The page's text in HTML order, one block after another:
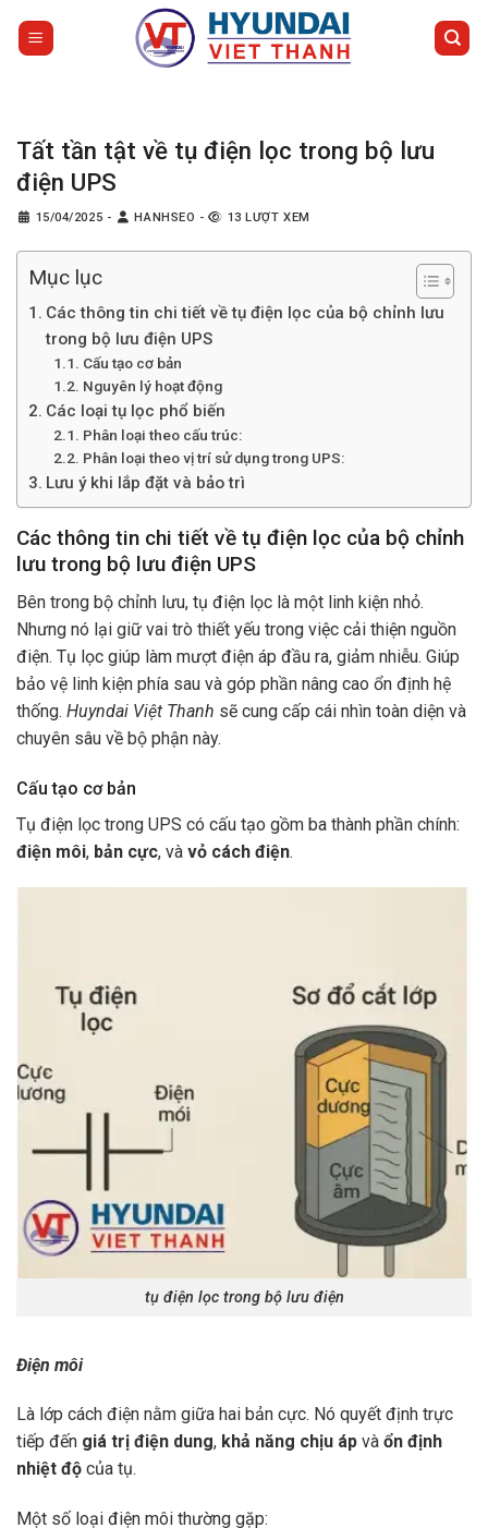
Tất tần tật về tụ điện lọc trong bộ lưu
điện UPS
15/04/2025 - HANHSEO - 13 LƯỢT XEM
Mục lục
Các thông tin chi tiết về tụ điện lọc của bộ chỉnh lưu
trong bộ lưu điện UPS
Cấu tạo cơ bản
Nguyên lý hoạt động
Các loại tụ lọc phổ biến
Phân loại theo cấu trúc:
Phân loại theo vị trí sử dụng trong UPS:
Lưu ý khi lắp đặt và bảo trì
Các thông tin chi tiết về tụ điện lọc của bộ chỉnh
lưu trong bộ lưu điện UPS
Bên trong bộ chỉnh lưu, tụ điện lọc là một linh kiện nhỏ.
Nhưng nó lại giữ vai trò thiết yếu trong việc cải thiện nguồn
điện. Tụ lọc giúp làm mượt điện áp đầu ra, giảm nhiễu. Giúp
bảo vệ linh kiện phía sau và góp phần nâng cao ổn định hệ
thống. Huyndai Việt Thanh sẽ cung cấp cái nhìn toàn diện và
chuyên sâu về bộ phận này.
Cấu tạo cơ bản
Tụ điện lọc trong UPS có cấu tạo gồm ba thành phần chính:
điện môi, bản cực, và vỏ cách điện.
tụ điện lọc trong bộ lưu điện
Điện môi
Là lớp cách điện nằm giữa hai bản cực. Nó quyết định trực
tiếp đến giá trị điện dung, khả năng chịu áp và ổn định
nhiệt độ của tụ.
Một số loại điện môi thường gặp: